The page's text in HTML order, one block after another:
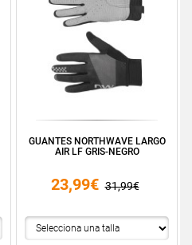
GUANTES NORTHWAVE LARGO
AIR LF GRIS-NEGRO
23,99€ 31,99€